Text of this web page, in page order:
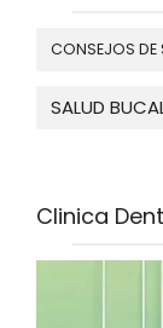
CONSEJOS DE
SALUD
Clinica